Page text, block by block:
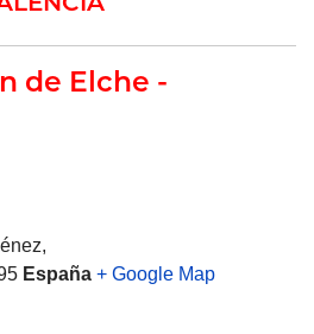
de Elche -
España + Google Map